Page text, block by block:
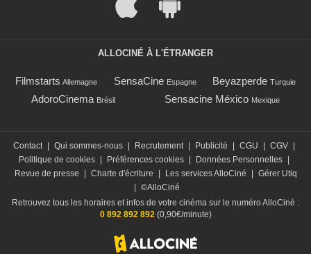
ALLOCINÉ À L'ÉTRANGER
Filmstarts Allemagne SensaCine Espagne Beyazperde Turquie
AdoroCinema Brésil Sensacine México Mexique
Contact Qui sommes-nous Recrutement Publicité CGU CGV
Politique de cookies
Préférences cookies Données Personnelles
Revue de presse
Charte d'écriture Les services AlloCiné
Gérer Utiq
©AlloCiné
Retrouvez tous les horaires et infos de votre cinéma sur le numéro AlloCiné :
0 892 892 892(0,90€/minute)